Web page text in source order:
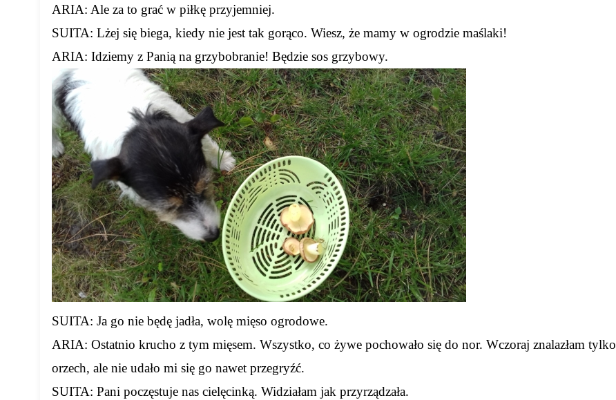
ARIA: Ale za to grać w piłkę przyjemniej.
SUITA: Lżej się biega, kiedy nie jest tak gorąco. Wiesz, że mamy w ogrodzie maślaki!
ARIA: Idziemy z Panią na grzybobranie! Będzie sos grzybowy.
SUITA: Ja go nie będę jadła, wolę mięso ogrodowe.
ARIA: Ostatnio krucho z tym mięsem. Wszystko, co żywe pochowało się do nor. Wczoraj znalazłam tylko
orzech, ale nie udało mi się go nawet przegryźć.
SUITA: Pani poczęstuje nas cielęcinką. Widziałam jak przyrządzała.